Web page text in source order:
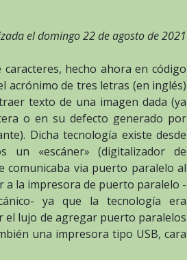
el domingo 22 de agosto de 2021
hecho ahora en código
acrónimo de tres letras (en inglés)
texto de una imagen dada (ya
o en su defecto generado por
Dicha tecnología existe desde
un «escáner» (digitalizador de
comunicaba via puerto paralelo al
la impresora de puerto paralelo -
ya que la tecnología era
el lujo de agregar puerto paralelos
una impresora tipo USB, cara